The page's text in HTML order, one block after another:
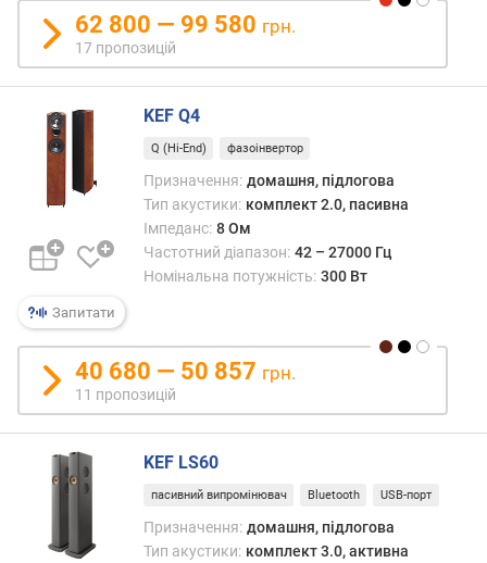
с
ю
р
о
и
ц
й
ч
в
62 800 — 99 580 грн.
17 пропозицій
Запитати
KEF Q4
Q (Hi-End) фазоінвертор
Призначення: домашня, підлогова
Тип акустики: комплект 2.0, пасивна
Імпеданс: 8 Ом
Частотний діапазон: 42 – 27000 Гц
Номінальна потужність: 300 Вт
40 680 — 50 857 грн.
11 пропозицій
KEF LS60
пасивний випромінювач Bluetooth USB-порт
Призначення: домашня, підлогова
Тип акустики: комплект 3.0, активна